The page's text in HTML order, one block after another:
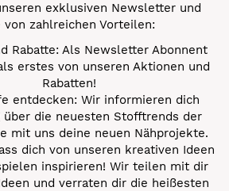
exklusiven Newsletter und
zahlreichen Vorteilen:
Rabatte: Als Newsletter Abonnent
erstes von unseren Aktionen und
Rabatten!
entdecken: Wir informieren dich
über die neuesten Stofftrends der
mit uns deine neuen Nähprojekte.
dich von unseren kreativen Ideen
inspirieren! Wir teilen mit dir
und verraten dir die heißesten